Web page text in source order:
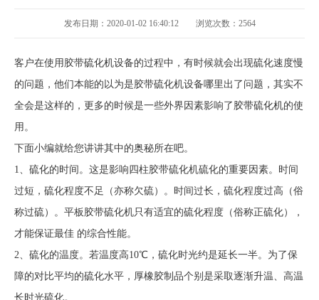
发布日期：2020-01-02 16:40:12 浏览次数：2564
客户在使用胶带硫化机设备的过程中，有时候就会出现硫化速度慢
的问题，他们本能的以为是胶带硫化机设备哪里出了问题，其实不
全会是这样的，更多的时候是一些外界因素影响了 胶带硫化机的使
用。
下面小编就给您讲讲其中的奥秘所在吧。
1、硫化的时间。这是影响四柱胶带硫化机硫化的重要因素。时间
过短，硫化程度不足（亦称欠硫）。时间过长，硫化程度过高（俗
称过硫）。平板胶带硫化机只有适宜的硫化程度（俗称正硫化），
才能保证最佳 的综合性能。
2、硫化的温度。若温度高10℃，硫化时光约是延长一半。为了保
障的对比平均的硫化水平，厚橡胶制品个别是采取逐渐升温、高温
长时光硫化。